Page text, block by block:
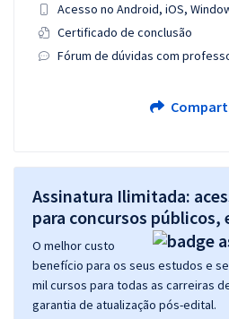
Acesso no Android, iOS,
Certificado de conclusão
Fórum de dúvidas com
Assinatura Ilimitada:
para concursos públicos,
O melhor custo
benefício para os seus estudos e
mil cursos para todas as carreiras
garantia de atualização pós-edital.